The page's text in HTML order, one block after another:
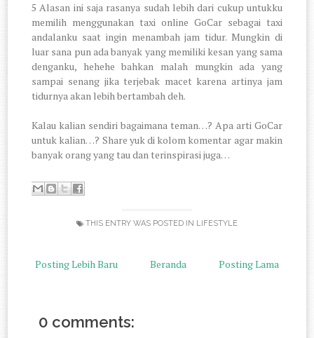
5 Alasan ini saja rasanya sudah lebih dari cukup untukku
memilih menggunakan taxi online GoCar sebagai taxi
andalanku saat ingin menambah jam tidur. Mungkin di
luar sana pun ada banyak yang memiliki kesan yang sama
denganku, hehehe bahkan malah mungkin ada yang
sampai senang jika terjebak macet karena artinya jam
tidurnya akan lebih bertambah deh.
Kalau kalian sendiri bagaimana teman…? Apa arti GoCar
untuk kalian…? Share yuk di kolom komentar agar makin
banyak orang yang tau dan terinspirasi juga…
THIS ENTRY WAS POSTED IN LIFESTYLE
Posting Lebih Baru Posting Lama
Beranda
0 comments: